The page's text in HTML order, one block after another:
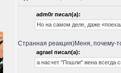
adm0r писал(а):
Но на самом деле, даже
Странная реакция)Меня, почему-
agrael писал(а):
а насчет "Пошли" жена всегда